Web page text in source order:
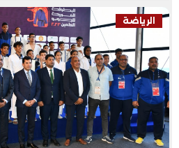
الرياضة